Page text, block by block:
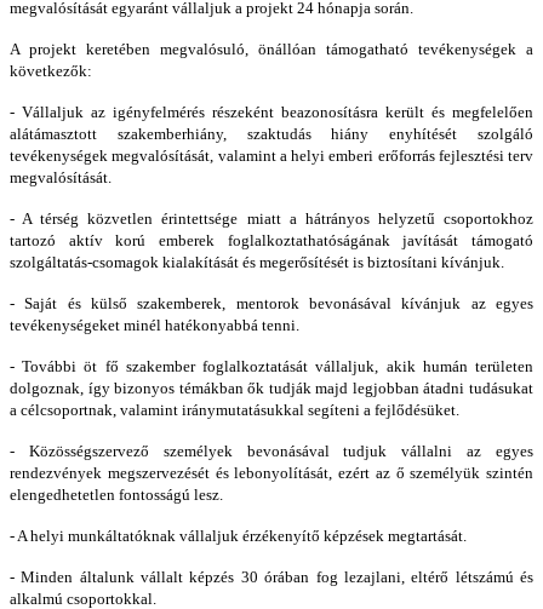
megvalósítását egyaránt vállaljuk a projekt 24 hónapja során.
A projekt keretében megvalósuló, önállóan támogatható tevékenységek a
következők:
- Vállaljuk az igényfelmérés részeként beazonosításra került és megfelelően
alátámasztott szakemberhiány, szaktudás hiány enyhítését szolgáló
tevékenységek megvalósítását, valamint a helyi emberi erőforrás fejlesztési terv
megvalósítását.
- A térség közvetlen érintettsége miatt a hátrányos helyzetű csoportokhoz
tartozó aktív korú emberek foglalkoztathatóságának javítását támogató
szolgáltatás-csomagok kialakítását és megerősítését is biztosítani kívánjuk.
- Saját és külső szakemberek, mentorok bevonásával kívánjuk az egyes
tevékenységeket minél hatékonyabbá tenni.
- További öt fő szakember foglalkoztatását vállaljuk, akik humán területen
dolgoznak, így bizonyos témákban ők tudják majd legjobban átadni tudásukat
a célcsoportnak, valamint iránymutatásukkal segíteni a fejlődésüket.
- Közösségszervező személyek bevonásával tudjuk vállalni az egyes
rendezvények megszervezését és lebonyolítását, ezért az ő személyük szintén
elengedhetetlen fontosságú lesz.
- A helyi munkáltatóknak vállaljuk érzékenyítő képzések megtartását.
- Minden általunk vállalt képzés 30 órában fog lezajlani, eltérő létszámú és
alkalmú csoportokkal.